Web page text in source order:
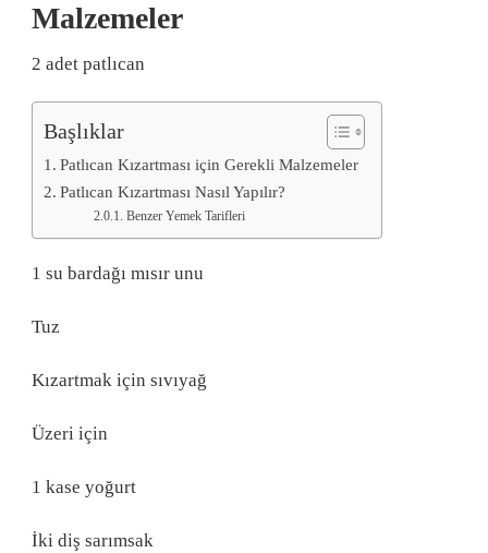
Malzemeler
2 adet patlıcan
Başlıklar
Patlıcan Kızartması için Gerekli Malzemeler
Patlıcan Kızartması Nasıl Yapılır?
Benzer Yemek Tarifleri
1 su bardağı mısır unu
Tuz
Kızartmak için sıvıyağ
Üzeri için
1 kase yoğurt
İki diş sarımsak